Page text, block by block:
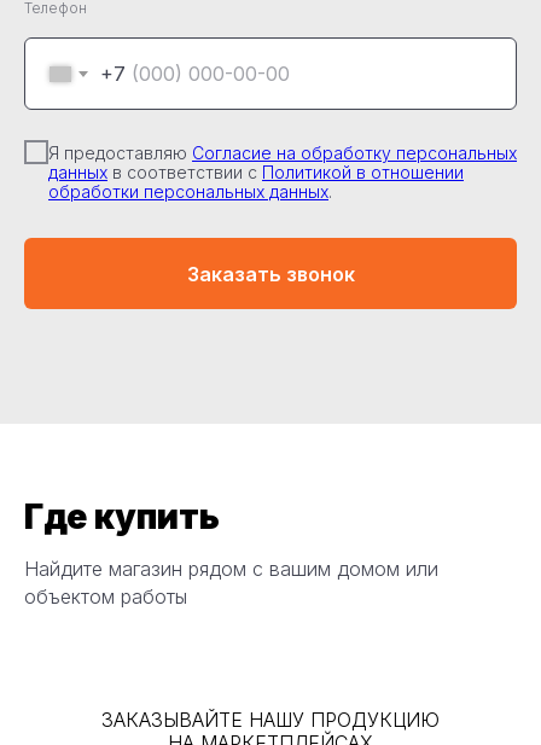
Телефон
+7
Я предоставляю Согласие на обработку персональных
данных в соответствии с Политикой в отношении
обработки персональных данных.
Заказать звонок
Где купить
Найдите магазин рядом с вашим домом или
объектом работы
ЗАКАЗЫВАЙТЕ НАШУ ПРОДУКЦИЮ